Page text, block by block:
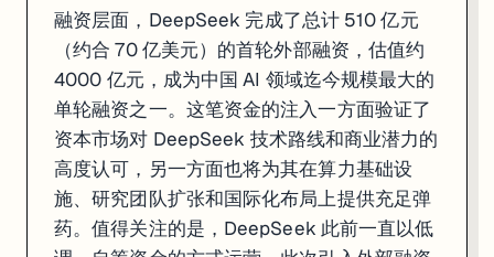
融资层面，DeepSeek 完成了总计 510 亿元
（约合 70 亿美元）的首轮外部融资，估值约
4000 亿元，成为中国 AI 领域迄今规模最大的
单轮融资之一。这笔资金的注入一方面验证了
资本市场对 DeepSeek 技术路线和商业潜力的
高度认可，另一方面也将为其在算力基础设
施、研究团队扩张和国际化布局上提供充足弹
药。值得关注的是，DeepSeek 此前一直以低